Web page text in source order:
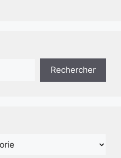
Rechercher